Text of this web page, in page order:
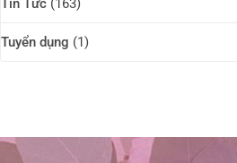
Tin Tức (163)
Tuyển dụng (1)